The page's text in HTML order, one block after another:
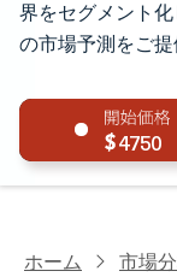
界をセグメント
の市場予測をご提
4750
ホーム 市場